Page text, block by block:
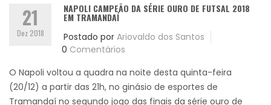
21
Dez 2018
NAPOLI CAMPEÃO DA SÉRIE OURO DE FUTSAL 2018
EM TRAMANDAÍ
Postado por Ariovaldo dos Santos
0 Comentários
O Napoli voltou a quadra na noite desta quinta-feira
(20/12) a partir das 21h, no ginásio de esportes de
Tramandaí no segundo jogo das finais da série ouro de